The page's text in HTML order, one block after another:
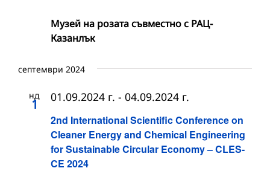
Музей на розата съвместно с РАЦ-
Казанлък
септември 2024
нд
1
2nd International Scientific Conference on
Cleaner Energy and Chemical Engineering
for Sustainable Circular Economy – CLES-
CE 2024
01.09.2024 г. - 04.09.2024 г.